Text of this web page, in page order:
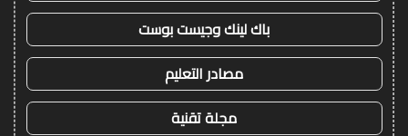
باك لينك وجيست بوست
مصادر التعليم
مجلة تقنية